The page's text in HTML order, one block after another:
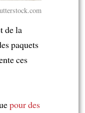
de la
paquets
ces
pour des